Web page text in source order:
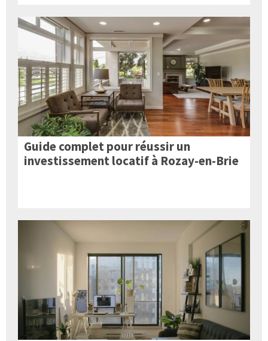
Guide complet pour réussir un
investissement locatif à Rozay-en-Brie